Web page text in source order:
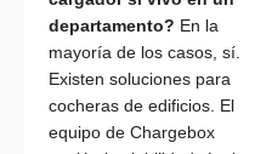
departamento? En la
mayoría de los casos, sí.
Existen soluciones para
cocheras de edificios. El
equipo de Chargebox